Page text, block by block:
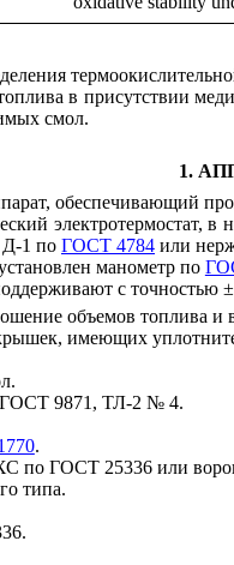
в присутствии
смол.
1.
обеспечивающий
1 по ГОСТ 4784 или
манометр по
с точностью
объемов топлива и
имеющих
ГОСТ 9871 , ТЛ-2 № 4.
.
по ГОСТ 25336или
типа.
.